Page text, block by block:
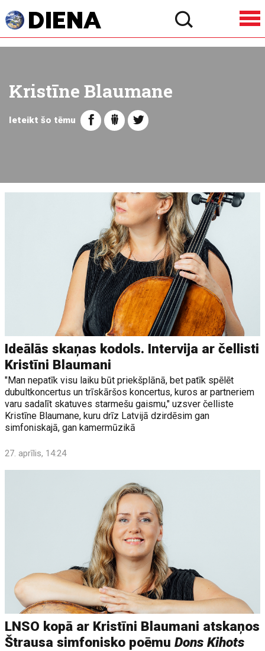
Kristīne Blaumane
Ieteikt šo tēmu
Ideālās skaņas kodols. Intervija ar čellisti
Kristīni Blaumani
"Man nepatīk visu laiku būt priekšplānā, bet patīk spēlēt
dubultkoncertus un trīskāršos koncertus, kuros ar partneriem
varu sadalīt skatuves starmešu gaismu," uzsver čelliste
Kristīne Blaumane, kuru drīz Latvijā dzirdēsim gan
simfoniskajā, gan kamermūzikā
27. aprīlis, 14:24
LNSO kopā ar Kristīni Blaumani atskaņos
Štrausa simfonisko poēmuDons Kihots